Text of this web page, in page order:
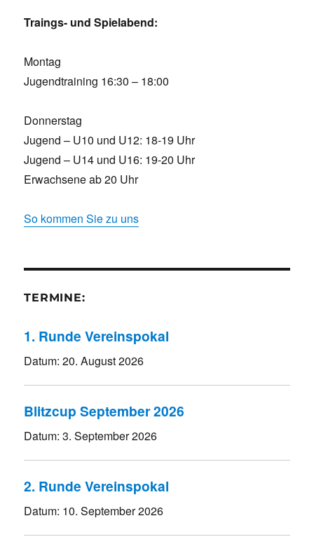
Traings- und Spielabend:
Montag
Jugendtraining 16:30 – 18:00
Donnerstag
Jugend – U10 und U12: 18-19 Uhr
Jugend – U14 und U16: 19-20 Uhr
Erwachsene ab 20 Uhr
So kommen Sie zu uns
TERMINE:
1. Runde Vereinspokal
Datum:20. August 2026
Blitzcup September 2026
Datum:3. September 2026
2. Runde Vereinspokal
Datum: 10. September 2026